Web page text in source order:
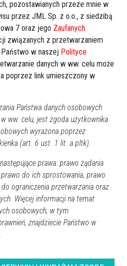
pozostawianych przeze mnie w
przez JML Sp. z o.o., z siedzibą
7 oraz jego Zaufanych
związanych z przetwarzaniem
w naszej Polityce
danych w ww. celu może
poprzez link umieszczony w
Państwa danych osobowych
ww. celu, jest zgoda użytkownika
wyrażona poprzez
(art. 6 ust. 1 lit. a pltk).
prawa: prawo żądania
do ich sprostowania, prawo
ograniczenia przetwarzania oraz
Więcej informacji na temat
osobowych, w tym
znajdziecie Państwo w